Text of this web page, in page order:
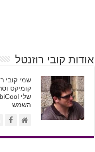
אודות קובי רוזנטל
השמש